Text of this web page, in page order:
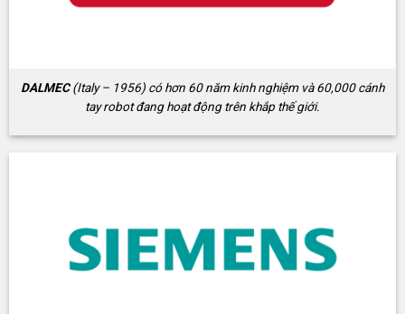
DALMEC(Italy – 1956) có hơn 60 năm kinh nghiệm và 60,000 cánh
tay robot đang hoạt động trên khắp thế giới.